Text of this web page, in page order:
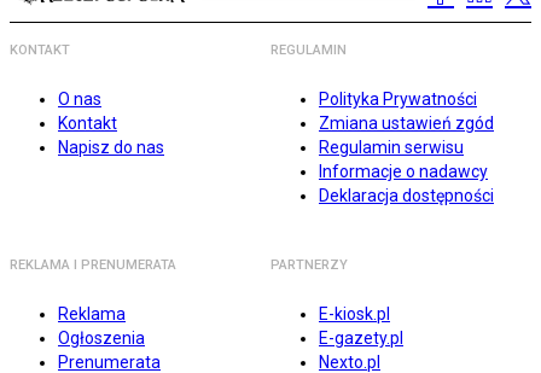
KONTAKT
O nas
Kontakt
Napisz do nas
REGULAMIN
Polityka Prywatności
Zmiana ustawień zgód
Regulamin serwisu
Informacje o nadawcy
Deklaracja dostępności
REKLAMA I PRENUMERATA
Reklama
Ogłoszenia
Prenumerata
PARTNERZY
E-kiosk.pl
E-gazety.pl
Nexto.pl